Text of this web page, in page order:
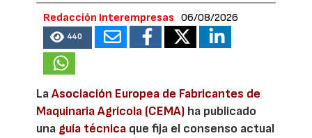
Redacción Interempresas 06/08/2026
440
LaAsociación Europea de Fabricantes de
Maquinaria Agrícola (CEMA) ha publicado
una guía técnica que fija el consenso actual